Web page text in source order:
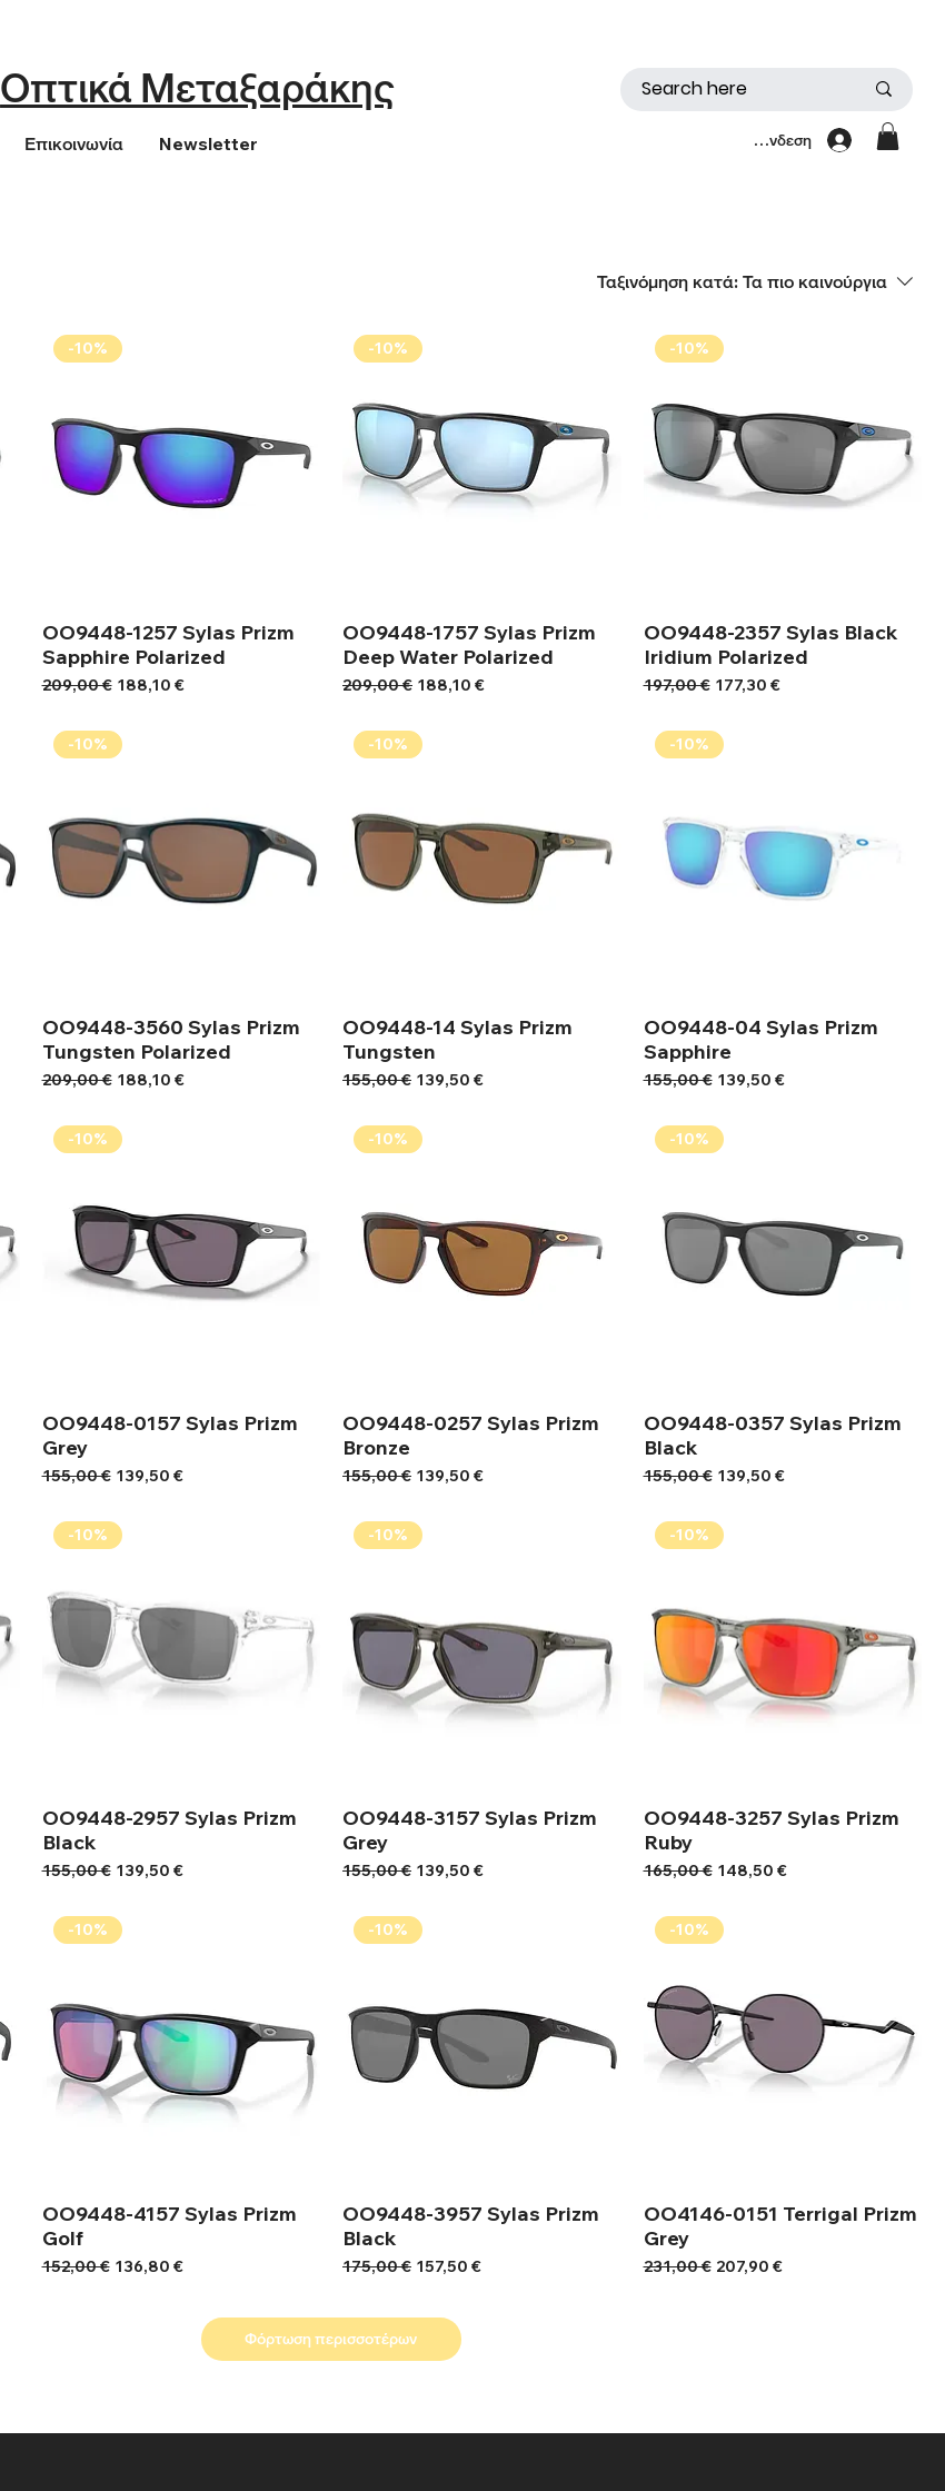
Επικοινωνία Newsletter
Οπτικά Μεταξαράκης
Σύνδεση
Ταξινόμηση κατά: Τα πιο καινούργια
-10%
OO9448-1257 Sylas Prizm
Sapphire Polarized
Κανονική τιμή
209,00 € Τιμή Έκπτωσης
188,10 €
-10%
OO9448-1757 Sylas Prizm
Deep Water Polarized
Κανονική τιμή
209,00 € Τιμή Έκπτωσης
188,10 €
-10%
OO9448-2357 Sylas Black
Iridium Polarized
Κανονική τιμή
197,00 € Τιμή Έκπτωσης
177,30 €
-10%
OO9448-3560 Sylas Prizm
Tungsten Polarized
Κανονική τιμή
209,00 € Τιμή Έκπτωσης
188,10 €
-10%
OO9448-14 Sylas Prizm
Tungsten
Κανονική τιμή
155,00 € Τιμή Έκπτωσης
139,50 €
-10%
OO9448-04 Sylas Prizm
Sapphire
Κανονική τιμή
155,00 € Τιμή Έκπτωσης
139,50 €
-10%
OO9448-0157 Sylas Prizm
Grey
Κανονική τιμή
155,00 € Τιμή Έκπτωσης
139,50 €
-10%
OO9448-0257 Sylas Prizm
Bronze
Κανονική τιμή
155,00 € Τιμή Έκπτωσης
139,50 €
-10%
OO9448-0357 Sylas Prizm
Black
Κανονική τιμή
155,00 € Τιμή Έκπτωσης
139,50 €
-10%
OO9448-2957 Sylas Prizm
Black
Κανονική τιμή
155,00 € Τιμή Έκπτωσης
139,50 €
-10%
OO9448-3157 Sylas Prizm
Grey
Κανονική τιμή
155,00 € Τιμή Έκπτωσης
139,50 €
-10%
OO9448-3257 Sylas Prizm
Ruby
Κανονική τιμή
165,00 € Τιμή Έκπτωσης
148,50 €
-10%
OO9448-4157 Sylas Prizm
Golf
Κανονική τιμή
152,00 € Τιμή Έκπτωσης
136,80 €
-10%
OO9448-3957 Sylas Prizm
Black
Κανονική τιμή
175,00 € Τιμή Έκπτωσης
157,50 €
-10%
OO4146-0151 Terrigal Prizm
Grey
Κανονική τιμή
231,00 € Τιμή Έκπτωσης
207,90 €
Φόρτωση περισσοτέρων